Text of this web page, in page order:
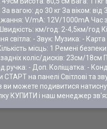
до 30 кг За віком: від
V/mA: 12V/1000mA
км/год: 2-4,5км/год
світла: - Звук: Музика: -
місць: 1 Ремені
коліс/дисків: 23см/
- Доп. Коліщатка: -
на панелі Світлові та
ви можете подивитися
КУПИТИ і наш менеджер